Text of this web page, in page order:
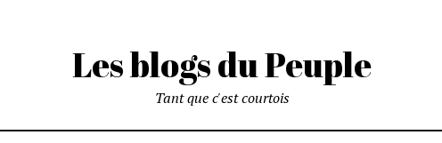
Les blogs du Peuple
Tant que c'est courtois